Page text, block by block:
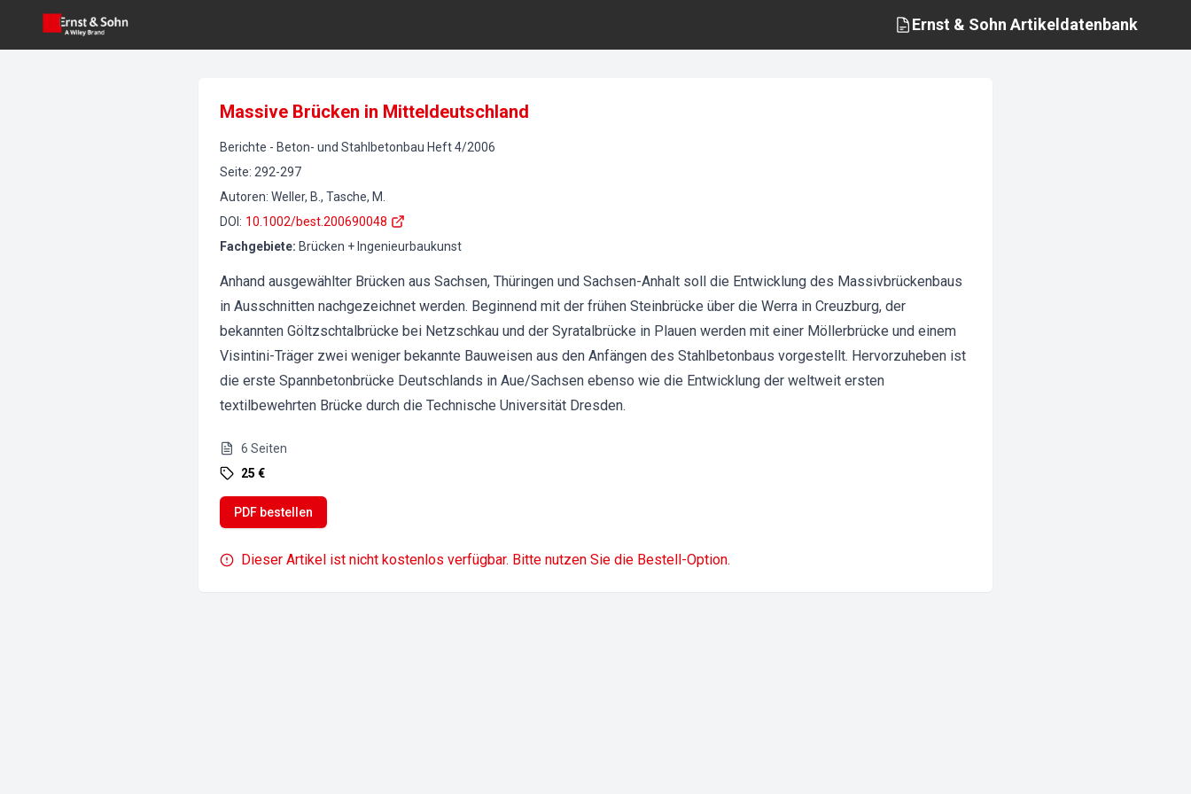
Ernst & Sohn Artikeldatenbank
Massive Brücken in Mitteldeutschland
Berichte - Beton- und Stahlbetonbau Heft4/2006
Seite: 292-297
Autoren: Weller, B., Tasche, M.
DOI : 10.1002/best.200690048
Fachgebiete: Brücken + Ingenieurbaukunst
Anhand ausgewählter Brücken aus Sachsen, Thüringen und Sachsen-Anhalt soll die Entwicklung des Massivbrückenbaus
in Ausschnitten nachgezeichnet werden. Beginnend mit der frühen Steinbrücke über die Werra in Creuzburg, der
bekannten Göltzschtalbrücke bei Netzschkau und der Syratalbrücke in Plauen werden mit einer Möllerbrücke und einem
Visintini-Träger zwei weniger bekannte Bauweisen aus den Anfängen des Stahlbetonbaus vorgestellt. Hervorzuheben ist
die erste Spannbetonbrücke Deutschlands in Aue/Sachsen ebenso wie die Entwicklung der weltweit ersten
textilbewehrten Brücke durch die Technische Universität Dresden.
6 Seiten
25 €
PDF bestellen
Dieser Artikel ist nicht kostenlos verfügbar. Bitte nutzen Sie die Bestell-Option.